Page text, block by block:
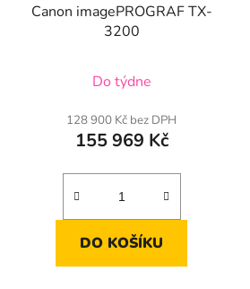
Canon imagePROGRAF TX-
3200
Do týdne
128 900 Kč bez DPH
155 969 Kč
DO KOŠÍKU